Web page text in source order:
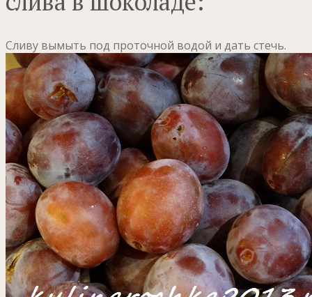
Сливу вымыть под проточной водой и дать стечь.